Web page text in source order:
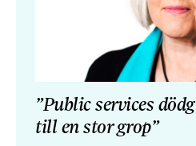
”Public services
till en stor grop”